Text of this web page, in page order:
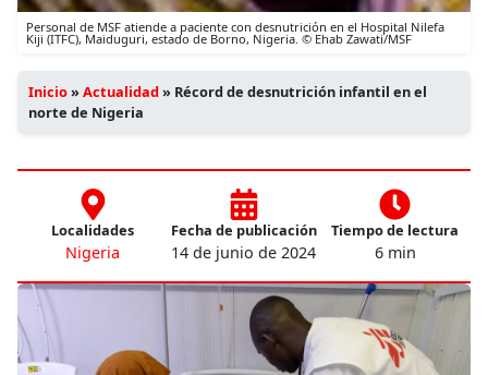
Personal de MSF atiende a paciente con desnutrición en el Hospital Nilefa
Kiji (ITFC), Maiduguri, estado de Borno, Nigeria. © Ehab Zawati/MSF
Inicio»Actualidad» Récord de desnutrición infantil en el
norte de Nigeria
Localidades
Nigeria
Fecha de publicación
14 de junio de 2024
Tiempo de lectura
6 min